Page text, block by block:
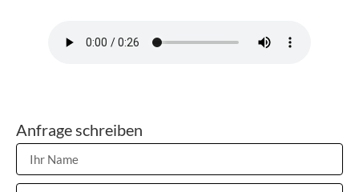
Anfrage schreiben